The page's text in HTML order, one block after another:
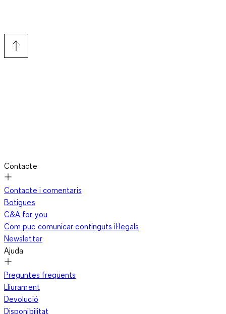
Contacte
Contacte i comentaris
Botigues
C&A for you
Com puc comunicar continguts il·legals
Newsletter
Ajuda
Preguntes freqüents
Lliurament
Devolució
Disponibilitat